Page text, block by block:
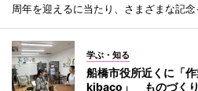
周年を迎えるに当たり、さまざまな記念
学ぶ・知る
船橋市役所近くに「
kibaco」 ものづく